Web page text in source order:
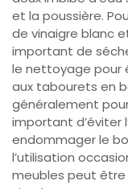
et la poussière.
de vinaigre blanc
important de
le nettoyage pour
aux tabourets en
généralement
important d’éviter
endommager le
l’utilisation
meubles peut être